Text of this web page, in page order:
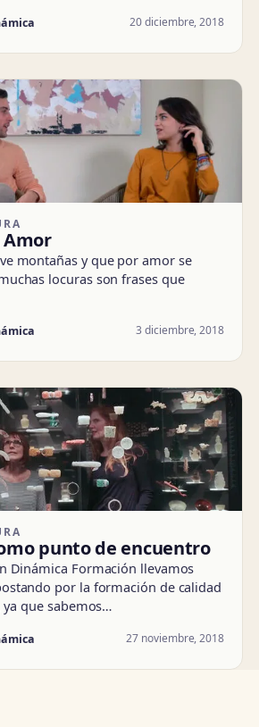
20 diciembre, 2018
Amor
montañas y que por amor se
locuras son frases que
3 diciembre, 2018
punto de encuentro
Dinámica Formación llevamos
por la formación de calidad
que sabemos…
27 noviembre, 2018